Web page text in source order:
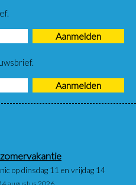
op dinsdag 11 en vrijdag 14